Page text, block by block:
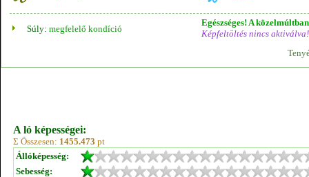
Súly: megfelelő kondíció
Egészséges! A
Képfeltöltés nincs aktiválva!
A ló képességei:
Σ Összesen: 1455.473 pt
Állóképesség:
Sebesség: